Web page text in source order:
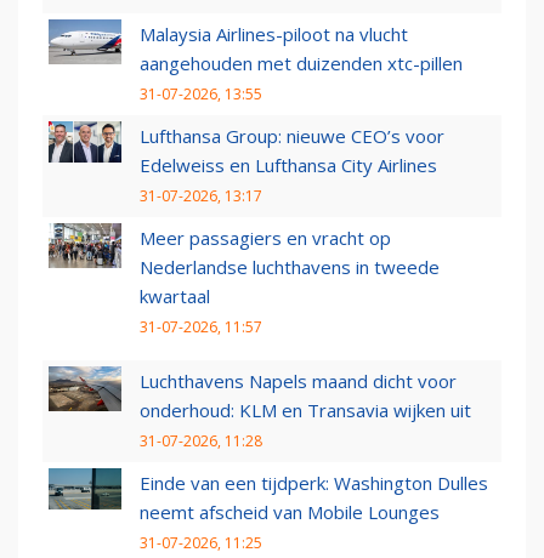
Malaysia Airlines-piloot na vlucht
aangehouden met duizenden xtc-pillen
31-07-2026, 13:55
Lufthansa Group: nieuwe CEO’s voor
Edelweiss en Lufthansa City Airlines
31-07-2026, 13:17
Meer passagiers en vracht op
Nederlandse luchthavens in tweede
kwartaal
31-07-2026, 11:57
Luchthavens Napels maand dicht voor
onderhoud: KLM en Transavia wijken uit
31-07-2026, 11:28
Einde van een tijdperk: Washington Dulles
neemt afscheid van Mobile Lounges
31-07-2026, 11:25